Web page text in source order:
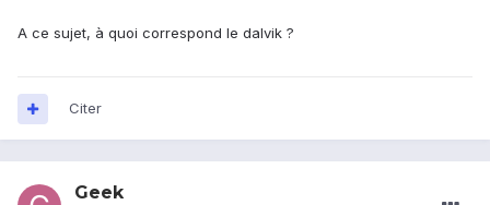
A ce sujet, à quoi correspond le dalvik ?
Citer
Geek